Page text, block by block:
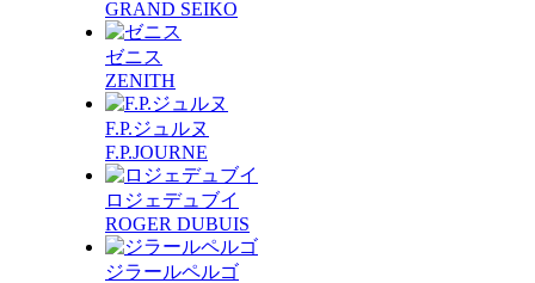
GRAND SEIKO
ゼニス
ZENITH
F.P.ジュルヌ
F.P.JOURNE
ロジェデュブイ
ROGER DUBUIS
ジラールペルゴ